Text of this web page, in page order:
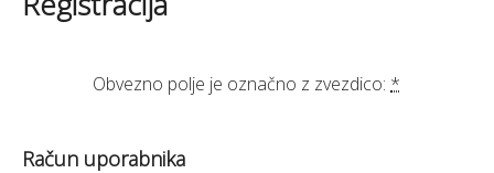
		Obvezno polje je označno z zvezdico:
*
Račun uporabnika